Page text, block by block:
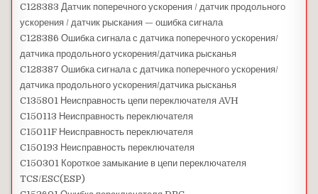
C128383 Датчик поперечного ускорения / датчик продольного
ускорения / датчик рыскания — ошибка сигнала
C128386 Ошибка сигнала с датчика поперечного ускорения/
датчика продольного ускорения/датчика рысканья
C128387 Ошибка сигнала с датчика поперечного ускорения/
датчика продольного ускорения/датчика рысканья
C135801 Неисправность цепи переключателя AVH
C150113 Неисправность переключателя
C15011F Неисправность переключателя
C150193 Неисправность переключателя
C150301 Короткое замыкание в цепи переключателя
TCS/ESC(ESP)